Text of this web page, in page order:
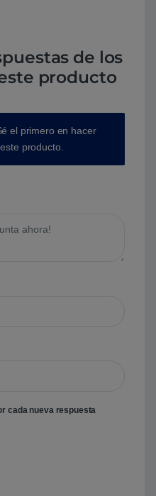
de los
producto
el primero en hacer
producto.
cada nueva respuesta